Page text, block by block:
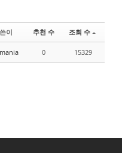
이 추천 수 조회 수
0 15329